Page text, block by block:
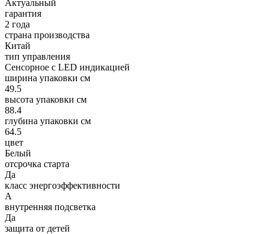
Актуальный
гарантия
2 года
страна производства
Китай
тип управления
Сенсорное с LED индикацией
ширина упаковки см
49.5
высота упаковки см
88.4
глубина упаковки см
64.5
цвет
Белый
отсрочка старта
Да
класс энергоэффективности
A
внутренняя подсветка
Да
защита от детей